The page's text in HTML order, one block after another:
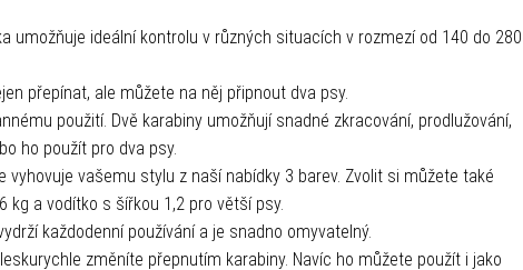
umožňuje ideální kontrolu v různých situacích v rozmezí od 140 do 280
přepínat, ale můžete na něj připnout dva psy.
použití. Dvě karabiny umožňují snadné zkracování, prodlužování,
ho použít pro dva psy.
vyhovuje vašemu stylu z naší nabídky 3 barev. Zvolit si můžete také
kg a vodítko s šířkou 1,2 pro větší psy.
každodenní používání a je snadno omyvatelný.
změníte přepnutím karabiny. Navíc ho můžete použít i jako